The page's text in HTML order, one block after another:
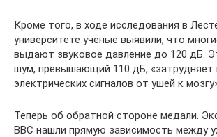
Кроме того, в ходе исследования в
университете ученые выявили, что
выдают звуковое давление до 120 дБ.
шум, превышающий 110 дБ, «затрудняет
электрических сигналов от ушей к
Теперь об обратной стороне медали.
BBC нашли прямую зависимость между